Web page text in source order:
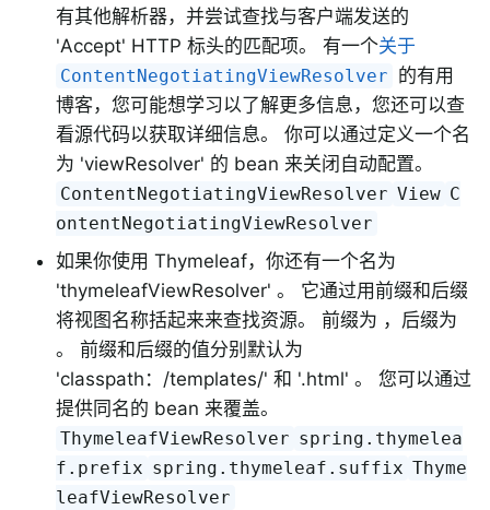
有其他解析器，并尝试查找与客户端发送的
'Accept' HTTP 标头的匹配项。 有一个关于
ContentNegotiatingViewResolver 的有用
博客，您可能想学习以了解更多信息，您还可以查
看源代码以获取详细信息。 你可以通过定义一个名
为 'viewResolver' 的 bean 来关闭自动配置。
ContentNegotiatingViewResolver View C
ontentNegotiatingViewResolver
如果你使用 Thymeleaf，你还有一个名为
'thymeleafViewResolver' 。 它通过用前缀和后缀
将视图名称括起来来查找资源。 前缀为 ，后缀为
。 前缀和后缀的值分别默认为
'classpath：/templates/' 和 '.html' 。 您可以通过
提供同名的 bean 来覆盖。
ThymeleafViewResolver spring.thymelea
f.prefix spring.thymeleaf.suffix Thyme
leafViewResolver